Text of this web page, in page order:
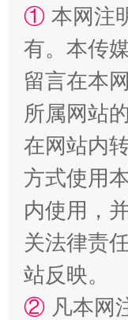
解纷+调解+
站台名
① 本网注
有。本传
留言在本
所属网站
在网站内
方式使用
内使用，
关法律责
站反映。
② 凡本网